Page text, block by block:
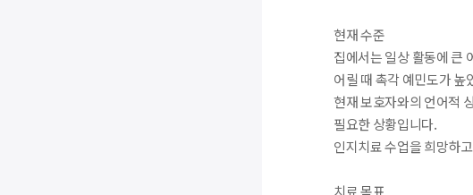
현재 수준
집에서는 일상 활동에 큰
어릴 때 촉각 예민도가
현재 보호자와의 언어적
필요한 상황입니다.
인지치료 수업을 희망하
치료 목표